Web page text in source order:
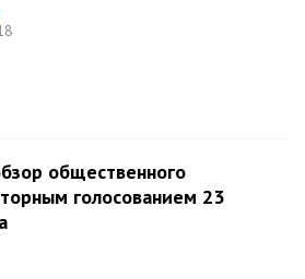
общественного
голосованием 23